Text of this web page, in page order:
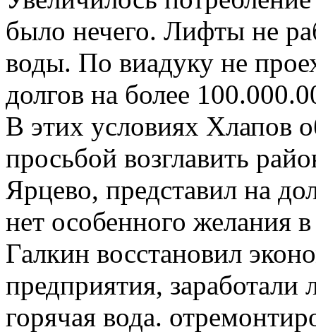
было нечего. Лифты не
воды. По виадуку не
долгов на более
В этих условиях Хлапов
просьбой возглавить
Ярцево, представил на
нет особенного желания
Галкин восстановил
предприятия,
горячая вода.